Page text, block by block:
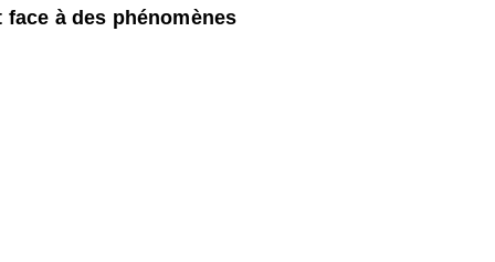
à des phénomènes